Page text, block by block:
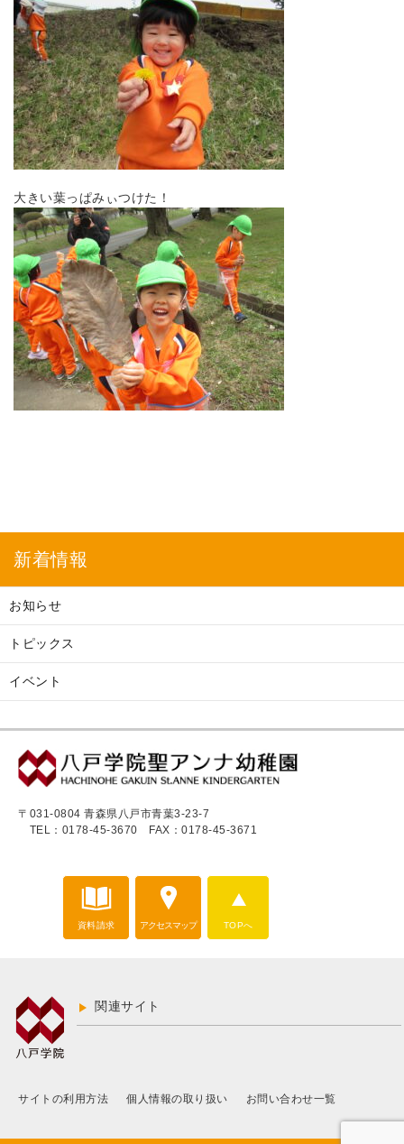
大きい葉っぱみぃつけた！
新着情報
お知らせ
トピックス
イベント
〒031-0804 青森県八戸市青葉3-23-7
TEL：0178-45-3670 FAX：0178-45-3671
資料請求 アクセスマップ TOPへ
関連サイト
サイトの利用方法 個人情報の取り扱い お問い合わせ一覧